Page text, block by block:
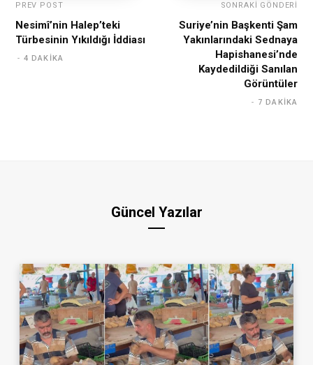
PREV POST
Nesimî’nin Halep’teki
Türbesinin Yıkıldığı İddiası
4 DAKIKA
SONRAKI GÖNDERI
Suriye’nin Başkenti Şam
Yakınlarındaki Sednaya
Hapishanesi’nde
Kaydedildiği Sanılan
Görüntüler
7 DAKIKA
Güncel Yazılar